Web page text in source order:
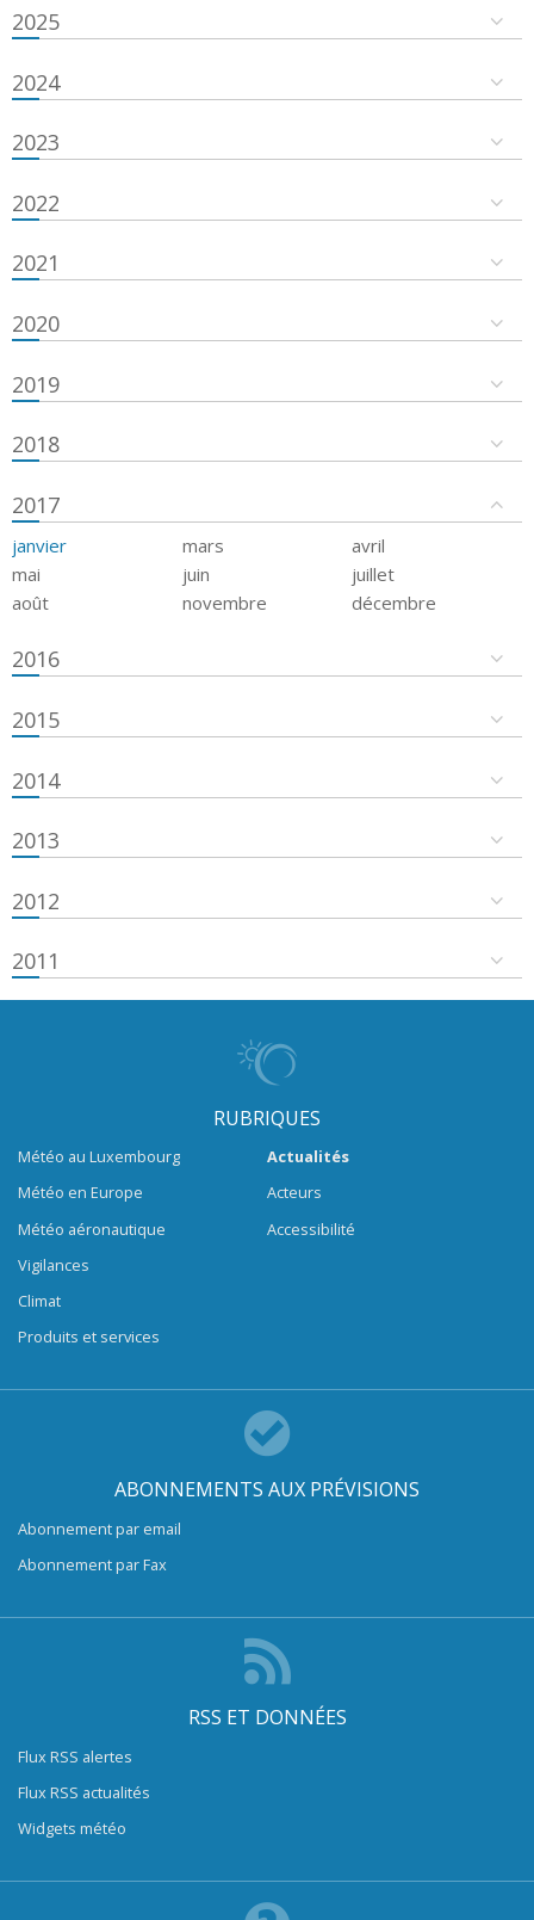
2025
2024
2023
2022
2021
2020
2019
2018
2017
janvier mars
avril
mai
juin
juillet
août
novembre décembre
2016
2015
2014
2013
2012
2011
RUBRIQUES
Météo au Luxembourg
Météo en Europe
Météo aéronautique
Vigilances
Climat
Produits et services
Actualités
Acteurs
Accessibilité
ABONNEMENTS AUX PRÉVISIONS
Abonnement par email
Abonnement par Fax
RSS ET DONNÉES
Flux RSS alertes
Flux RSS actualités
Widgets météo